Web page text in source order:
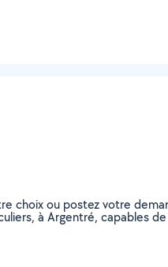
choix ou postez votre
à Argentré, capables